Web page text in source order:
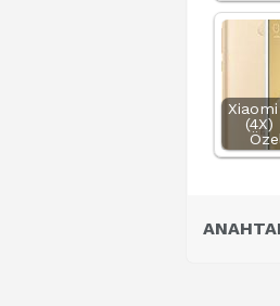
(4X)